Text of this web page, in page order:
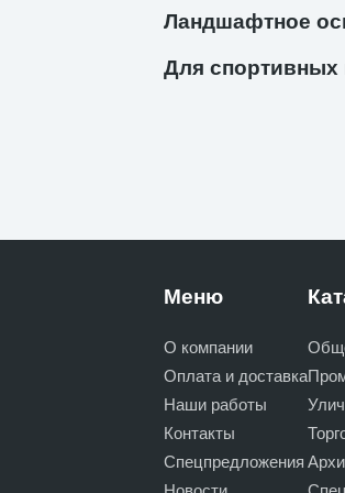
Ландшафтное
Для
Меню
О компании
Оплата и доставка
Наши работы
Контакты
Спецпредложения